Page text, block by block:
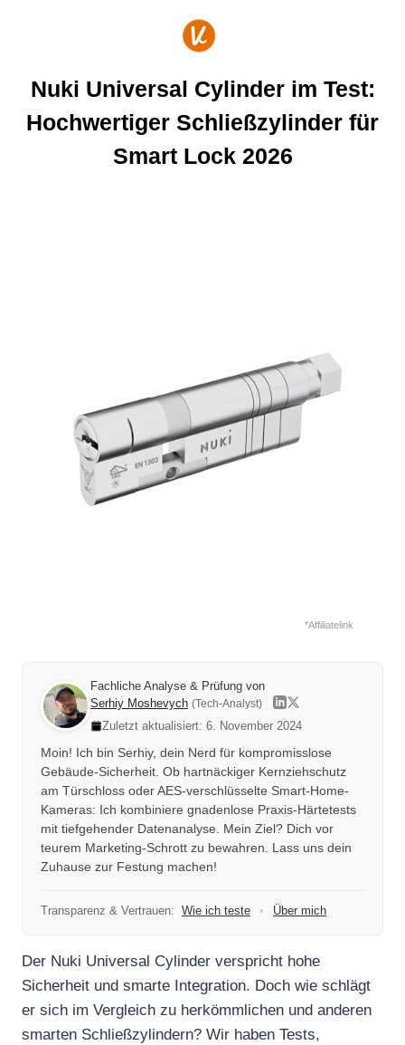
Nuki Universal Cylinder im Test:
Hochwertiger Schließzylinder für
Smart Lock 2026
*Affiliatelink
Fachliche Analyse & Prüfung von
Serhiy Moshevych (Tech-Analyst)
Zuletzt aktualisiert: 6. November 2024
Moin! Ich bin Serhiy, dein Nerd für kompromisslose
Gebäude-Sicherheit. Ob hartnäckiger Kernziehschutz
am Türschloss oder AES-verschlüsselte Smart-Home-
Kameras: Ich kombiniere gnadenlose Praxis-Härtetests
mit tiefgehender Datenanalyse. Mein Ziel? Dich vor
teurem Marketing-Schrott zu bewahren. Lass uns dein
Zuhause zur Festung machen!
Transparenz & Vertrauen: Wie ich teste • Über mich
Der Nuki Universal Cylinder verspricht hohe
Sicherheit und smarte Integration. Doch wie schlägt
er sich im Vergleich zu herkömmlichen und anderen
smarten Schließzylindern? Wir haben Tests,